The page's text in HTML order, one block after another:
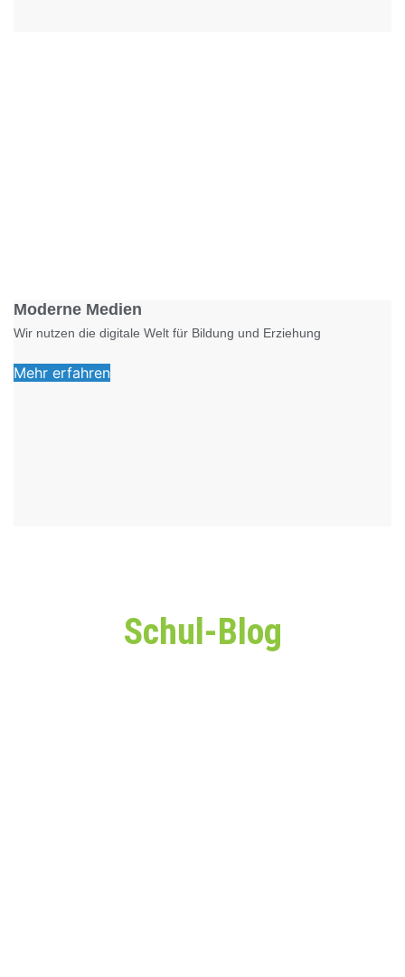
Moderne Medien
Wir nutzen die digitale Welt für Bildung und Erziehung
Mehr erfahren
Schul-Blog